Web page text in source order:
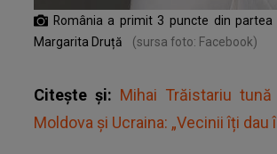
România a primit 3 puncte din partea
Margarita Druță
(sursa foto: Facebook)
Citește și: Mihai Trăistariu
Moldova și Ucraina: „Vecinii îți dau